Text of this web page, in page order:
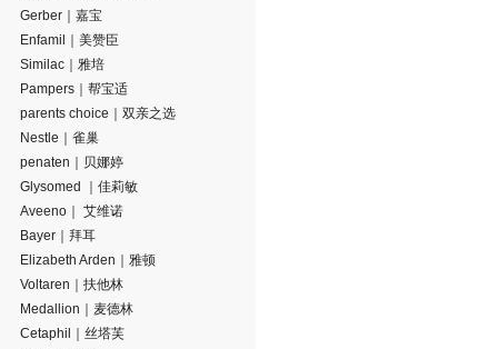
Gerber｜嘉宝
Enfamil｜美赞臣
Similac｜雅培
Pampers｜帮宝适
parents choice｜双亲之选
Nestle｜雀巢
penaten｜贝娜婷
Glysomed ｜佳莉敏
Aveeno｜ 艾维诺
Bayer｜拜耳
Elizabeth Arden｜雅顿
Voltaren｜扶他林
Medallion｜麦德林
Cetaphil｜丝塔芙